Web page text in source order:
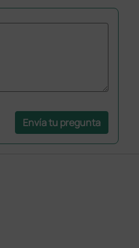
Envía tu pregunta